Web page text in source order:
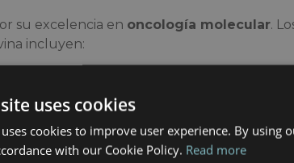
su excelencia en oncología molecular.
incluyen:
con servicios oncológicos integrales como:
uses cookies
cookies to improve user experience. By using
with our Cookie Policy. Read more